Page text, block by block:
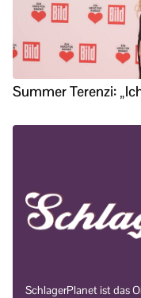
Summer Terenzi:
SchlagerPlanet ist das